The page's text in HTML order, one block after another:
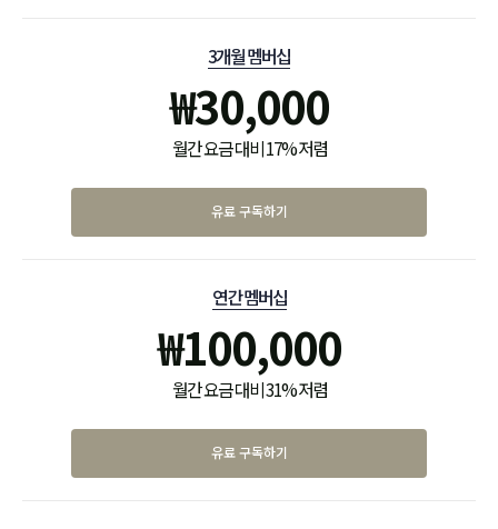
3개월 멤버십
₩30,000
월간 요금 대비 17% 저렴
유료 구독하기
연간 멤버십
₩100,000
월간 요금 대비 31% 저렴
유료 구독하기